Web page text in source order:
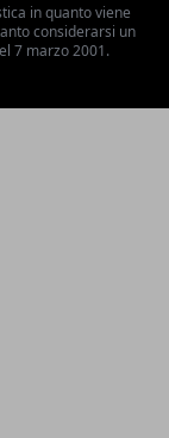
in quanto viene
considerarsi un
7 marzo 2001.